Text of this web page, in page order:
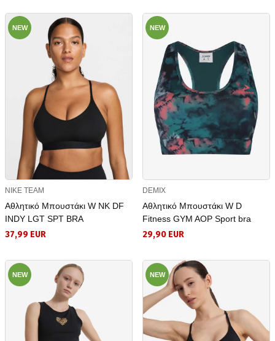
NEW
NIKE TEAM
Αθλητικό Μπουστάκι W NK DF
INDY LGT SPT BRA
37,99 EUR
NEW
DEMIX
Αθλητικό Μπουστάκι W D
Fitness GYM AOP Sport bra
29,90 EUR
NEW NEW